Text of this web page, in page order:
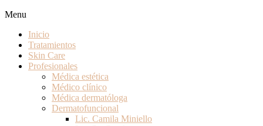
Menu
Inicio
Tratamientos
Skin Care
Profesionales
Médica estética
Médico clínico
Médica dermatóloga
Dermatofuncional
Lic. Camila Miniello